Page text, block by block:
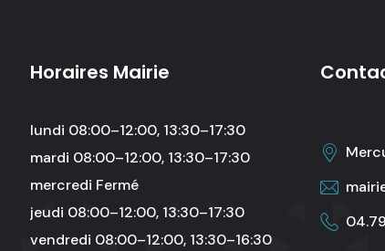
Horaires Mairie
lundi 08:00–12:00, 13:30–17:30
mardi 08:00–12:00, 13:30–17:30
mercredi Fermé
jeudi 08:00–12:00, 13:30–17:30
vendredi 08:00–12:00, 13:30–16:30